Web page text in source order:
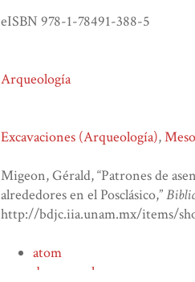
eISBN 978-1-78491-388-5
Arqueología
Excavaciones (Arqueología),
Migeon, Gérald, “Patrones de
alrededores en el Posclásico,”
http://bdjc.iia.unam.mx/items/
atom
dcmes-xml